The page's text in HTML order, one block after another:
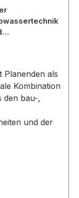
Planenden als
Kombination
den bau-,
und der